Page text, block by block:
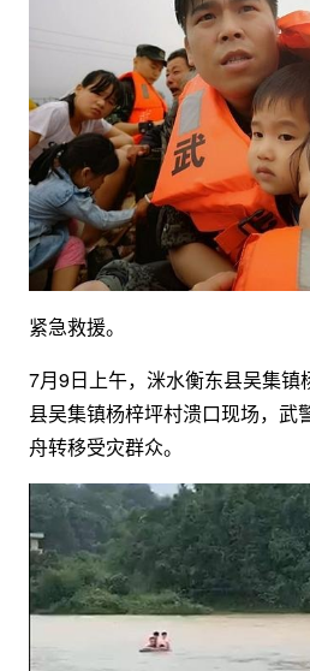
紧急救援。
7月9日上午，洣水衡东县吴集镇
县吴集镇杨梓坪村溃口现场，武
舟转移受灾群众。